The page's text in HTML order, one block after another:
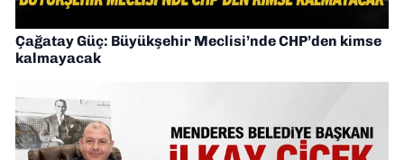
Çağatay Güç: Büyükşehir Meclisi’nde CHP’den kimse
kalmayacak